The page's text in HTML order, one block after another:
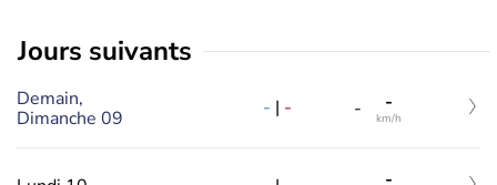
jours suivants
Demain,
Dimanche 09
- | - - -
km/h
-